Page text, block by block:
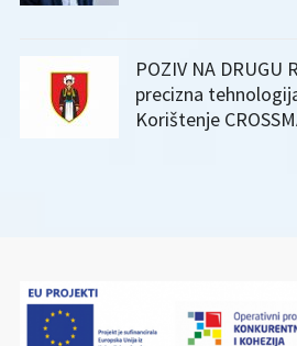
POZIV NA DRUGU
precizna
Korištenje